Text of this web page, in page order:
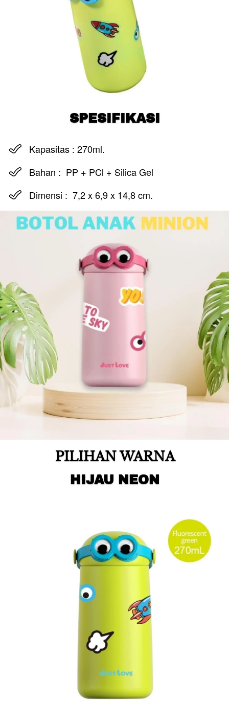
SPESIFIKASI
Kapasitas : 270ml.
Bahan : PP + PCl + Silica Gel
Dimensi : 7,2 x 6,9 x 14,8 cm.
PILIHAN WARNA
HIJAU NEON